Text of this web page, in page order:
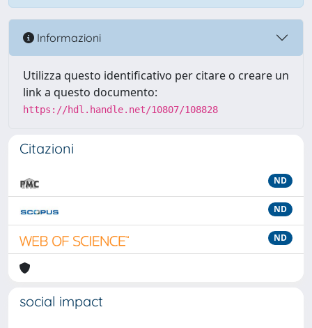
Informazioni
Utilizza questo identificativo per citare o creare un
link a questo documento:
https://hdl.handle.net/10807/108828
Citazioni
ND
ND
ND
social impact